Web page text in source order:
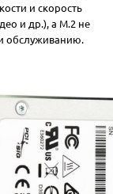
и скорость
и др.), а M.2 не
обслуживанию.